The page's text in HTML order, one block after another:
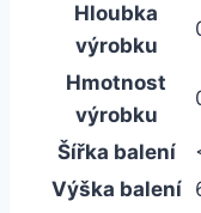
Hloubka
výrobku
Hmotnost
výrobku
Šířka balení
Výška balení